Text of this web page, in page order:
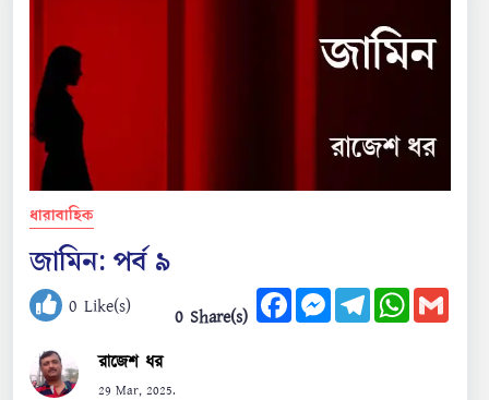
ধারাবাহিক
জামিন: পর্ব ৯
0 Like(s) 0 Share(s)
FacebookMessengerTelegramWhatsApp
রাজেশ ধর
29 Mar, 2025.